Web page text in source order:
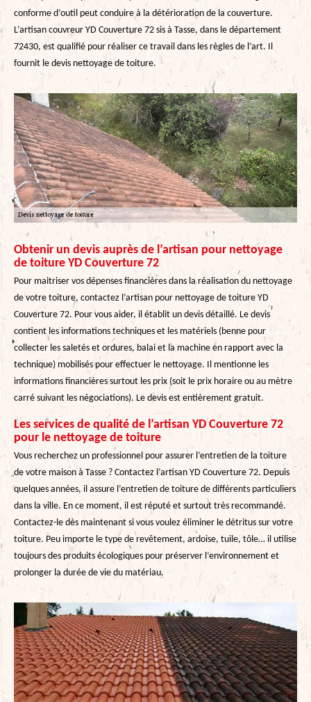
conforme d’outil peut conduire à la détérioration de la couverture.
L’artisan couvreur YD Couverture 72 sis à Tasse, dans le département
72430, est qualifié pour réaliser ce travail dans les règles de l’art. Il
fournit le devis nettoyage de toiture.
Obtenir un devis auprès de l’artisan pour nettoyage
de toiture YD Couverture 72
Pour maitriser vos dépenses financières dans la réalisation du nettoyage
de votre toiture, contactez l’artisan pour nettoyage de toiture YD
Couverture 72. Pour vous aider, il établit un devis détaillé. Le devis
contient les informations techniques et les matériels (benne pour
collecter les saletés et ordures, balai et la machine en rapport avec la
technique) mobilisés pour effectuer le nettoyage. Il mentionne les
informations financières surtout les prix (soit le prix horaire ou au mètre
carré suivant les négociations). Le devis est entièrement gratuit.
Les services de qualité de l’artisan YD Couverture 72
pour le nettoyage de toiture
Vous recherchez un professionnel pour assurer l’entretien de la toiture
de votre maison à Tasse ? Contactez l’artisan YD Couverture 72. Depuis
quelques années, il assure l’entretien de toiture de différents particuliers
dans la ville. En ce moment, il est réputé et surtout très recommandé.
Contactez-le dès maintenant si vous voulez éliminer le détritus sur votre
toiture. Peu importe le type de revêtement, ardoise, tuile, tôle… il utilise
toujours des produits écologiques pour préserver l’environnement et
prolonger la durée de vie du matériau.